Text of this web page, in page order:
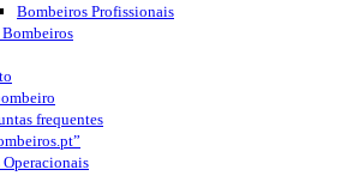
Bombeiros Profissionais
frequentes